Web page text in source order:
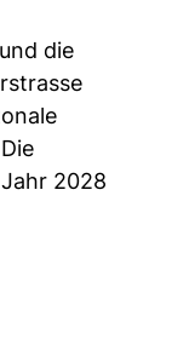
die
2028